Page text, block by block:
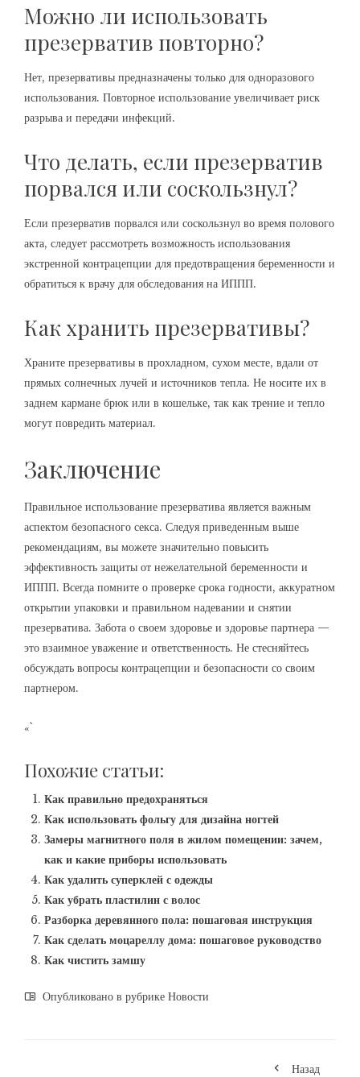
Можно ли использовать
презерватив повторно?
Нет, презервативы предназначены только для одноразового
использования. Повторное использование увеличивает риск
разрыва и передачи инфекций.
Что делать, если презерватив
порвался или соскользнул?
Если презерватив порвался или соскользнул во время полового
акта, следует рассмотреть возможность использования
экстренной контрацепции для предотвращения беременности и
обратиться к врачу для обследования на ИППП.
Как хранить презервативы?
Храните презервативы в прохладном, сухом месте, вдали от
прямых солнечных лучей и источников тепла. Не носите их в
заднем кармане брюк или в кошельке, так как трение и тепло
могут повредить материал.
Заключение
Правильное использование презерватива является важным
аспектом безопасного секса. Следуя приведенным выше
рекомендациям, вы можете значительно повысить
эффективность защиты от нежелательной беременности и
ИППП. Всегда помните о проверке срока годности, аккуратном
открытии упаковки и правильном надевании и снятии
презерватива. Забота о своем здоровье и здоровье партнера —
это взаимное уважение и ответственность. Не стесняйтесь
обсуждать вопросы контрацепции и безопасности со своим
партнером.
«`
Похожие статьи:
Как правильно предохраняться
Как использовать фольгу для дизайна ногтей
Замеры магнитного поля в жилом помещении: зачем,
как и какие приборы использовать
Как удалить суперклей с одежды
Как убрать пластилин с волос
Разборка деревянного пола: пошаговая инструкция
Как сделать моцареллу дома: пошаговое руководство
Как чистить замшу
Опубликовано в рубрике Новости
Назад